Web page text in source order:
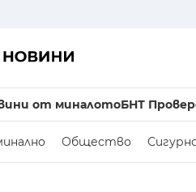
от миналотоБНТ
Общество